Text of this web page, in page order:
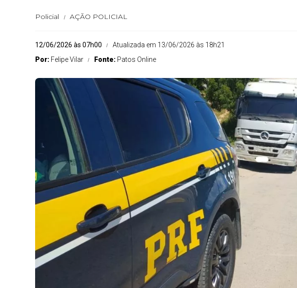
Policial AÇÃO POLICIAL
12/06/2026 às 07h00
Atualizada em 13/06/2026 às 18h21
Por: Felipe Vilar Fonte: Patos Online